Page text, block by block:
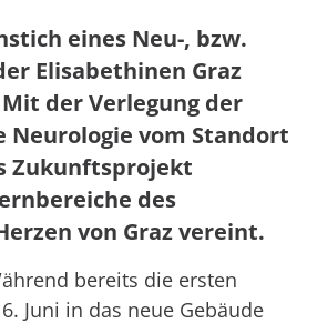
eines Neu-, bzw.
Elisabethinen Graz
der Verlegung der
Neurologie vom Standort
Zukunftsprojekt
des
von Graz vereint.
bereits die ersten
Juni in das neue Gebäude